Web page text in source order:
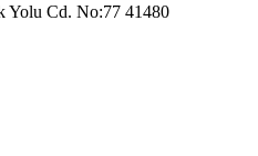
Yolu Cd. No:77 41480